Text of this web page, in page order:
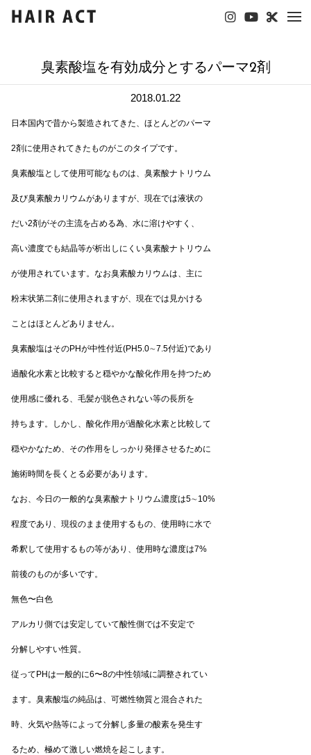
臭素酸塩を有効成分とするパーマ2剤
2018.01.22
日本国内で昔から製造されてきた、ほとんどのパーマ
2剤に使用されてきたものがこのタイプです。
臭素酸塩として使用可能なものは、臭素酸ナトリウム
及び臭素酸カリウムがありますが、現在では液状の
だい2剤がその主流を占める為、水に溶けやすく、
高い濃度でも結晶等が析出しにくい臭素酸ナトリウム
が使用されています。なお臭素酸カリウムは、主に
粉末状第二剤に使用されますが、現在では見かける
ことはほとんどありません。
臭素酸塩はそのPHが中性付近(PH5.0∼7.5付近)であり
過酸化水素と比較すると穏やかな酸化作用を持つため
使用感に優れる、毛髪が脱色されない等の長所を
持ちます。しかし、酸化作用が過酸化水素と比較して
穏やかなため、その作用をしっかり発揮させるために
施術時間を長くとる必要があります。
なお、今日の一般的な臭素酸ナトリウム濃度は5∼10%
程度であり、現役のまま使用するもの、使用時に水で
希釈して使用するもの等があり、使用時な濃度は7%
前後のものが多いです。
無色〜白色
アルカリ側では安定していて酸性側では不安定で
分解しやすい性質。
従ってPHは一般的に6〜8の中性領域に調整されてい
ます。臭素酸塩の純品は、可燃性物質と混合された
時、火気や熱等によって分解し多量の酸素を発生す
るため、極めて激しい燃焼を起こします。